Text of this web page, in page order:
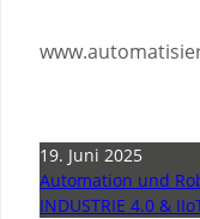
19. Juni 2025
Automation und
INDUSTRIE 4.0 &